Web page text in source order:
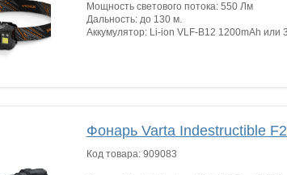
Мощность светового потока: 550 Лм
Дальность: до 130 м.
Аккумулятор: Li-ion VLF-B12 1200mAh или
Фонарь Varta Indestructible
Код товара: 909083